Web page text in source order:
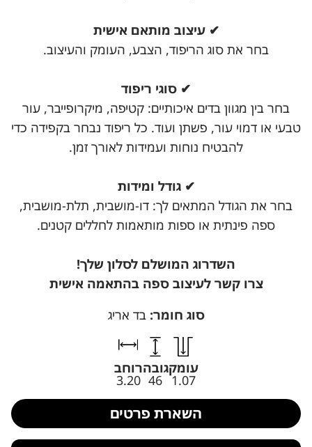
✔ עיצוב מותאם אישית
בחר את סוג הריפוד, הצבע, העומק והעיצוב.
✔ סוגי ריפוד
בחר בין מגוון בדים איכותיים: קטיפה, מיקרופייבר, עור
טבעי או דמוי עור, פשתן ועוד. כל ריפוד נבחר בקפידה כדי
להבטיח נוחות ועמידות לאורך זמן.
✔ גודל ומידות
בחר את הגודל המתאים לך: דו-מושבית, תלת-מושבית,
ספה פינתית או ספות מותאמות לחללים קטנים.
השדרוג המושלם לסלון שלך!
צרו קשר לעיצוב ספה בהתאמה אישית
סוג חומר:בד אריג
עומק
1.07
גובה
46
רוחב
3.20
השארת פרטים